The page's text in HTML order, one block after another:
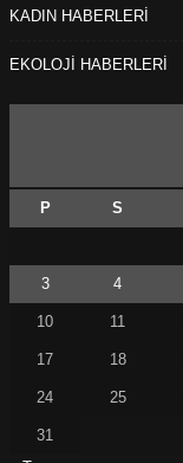
KADIN HABERLERİ
EKOLOJİ HABERLERİ
P S
3 4
10 11
17 18
24 25
31